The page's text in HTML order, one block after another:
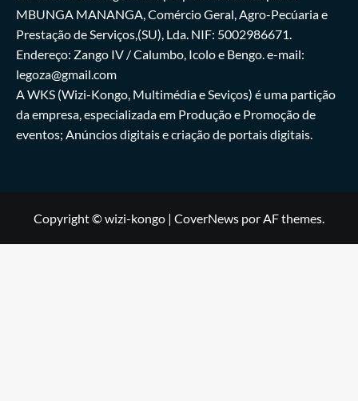
MBUNGA MANANGA, Comércio Geral, Agro-Pecúaria e
Prestação de Serviços,(SU), Lda. NIF: 5002986671.
Endereço: Zango IV / Calumbo, Icolo e Bengo. e-mail:
legoza@gmail.com
A WKS (Wizi-Kongo, Multimédia e Seviços) é uma partição
da empresa, especializada em Produção e Promoção de
eventos; Anúncios digitais e criação de portais digitais.
Copyright © wizi-kongo | CoverNews por AF themes.